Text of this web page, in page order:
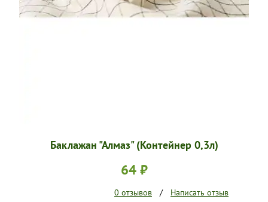
Баклажан "Алмаз" (Контейнер 0,3л)
64 ₽
0 отзывов / Написать отзыв